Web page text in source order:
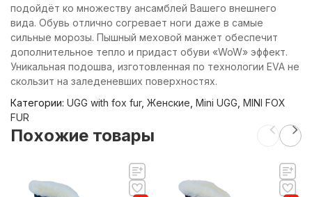
подойдёт ко множеству ансамблей Вашего внешнего
вида. Обувь отлично согревает ноги даже в самые
сильные морозы. Пышный меховой манжет обеспечит
дополнительное тепло и придаст обуви «WoW» эффект.
Уникальная подошва, изготовленная по технологии EVA не
скользит на заледеневших поверхностях.
Категории: UGG with fox fur, Женские Mini UGG MINI FOX
FUR
Похожие товары